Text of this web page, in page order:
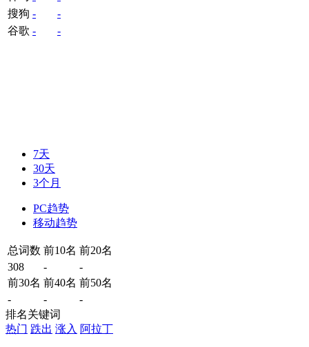
搜狗 -
-
谷歌 - -
7天
30天
3个月
PC趋势
移动趋势
总词数 前10名 前20名
308
-
-
前30名 前40名 前50名
-
-
-
排名关键词
热门 跌出 涨入 阿拉丁